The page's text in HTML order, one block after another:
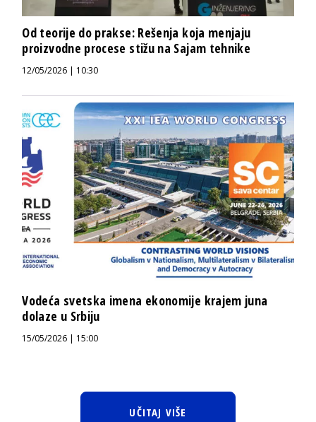
Od teorije do prakse: Rešenja koja menjaju
proizvodne procese stižu na Sajam tehnike
12/05/2026 | 10:30
Vodeća svetska imena ekonomije krajem juna
dolaze u Srbiju
15/05/2026 | 15:00
UČITAJ VIŠE